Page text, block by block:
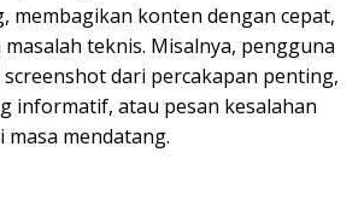
membagikan konten dengan cepat,
teknis. Misalnya, pengguna
dari percakapan penting,
informatif, atau pesan kesalahan
mendatang.